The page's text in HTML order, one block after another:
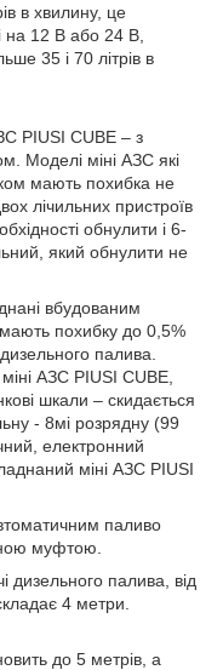
в хвилину, це
на 12 В або 24 В,
35 і 70 літрів в
PIUSI CUBE – з
Моделі міні АЗС які
мають похибка не
лічильних пристроїв
обнулити і 6-
який обнулити не
вбудованим
похибку до 0,5%
палива.
АЗС PIUSI CUBE,
шкали – скидається
- 8мі розрядну (99
електронний
міні АЗС PIUSI
паливо
муфтою.
дизельного палива, від
4 метри.
до 5 метрів, а